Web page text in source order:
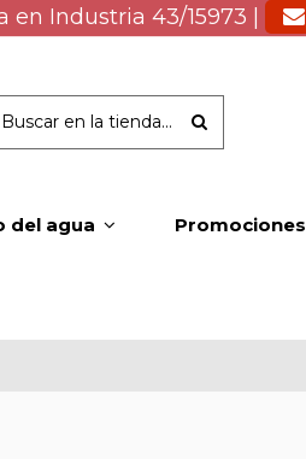
Industria 43/15973 |
del agua Promociones